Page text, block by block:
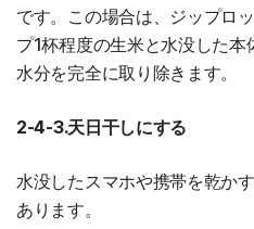
です。この場合は、ジップロ
プ1杯程度の生米と水没した
水分を完全に取り除きます。
2-4-3.天日干しにする
水没したスマホや携帯を乾か
あります。